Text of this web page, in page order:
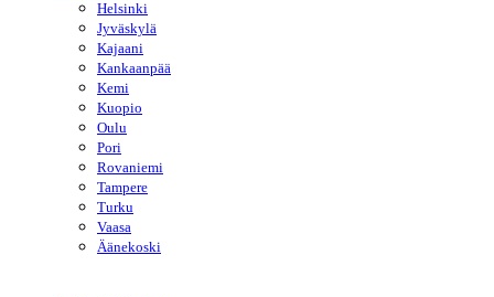
Helsinki
Jyväskylä
Kajaani
Kankaanpää
Kemi
Kuopio
Oulu
Pori
Rovaniemi
Tampere
Turku
Vaasa
Äänekoski